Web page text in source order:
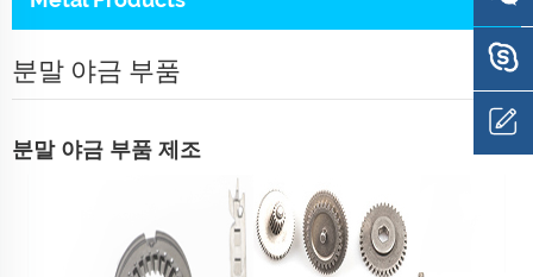
분말 야금 부품
분말 야금 부품 제조